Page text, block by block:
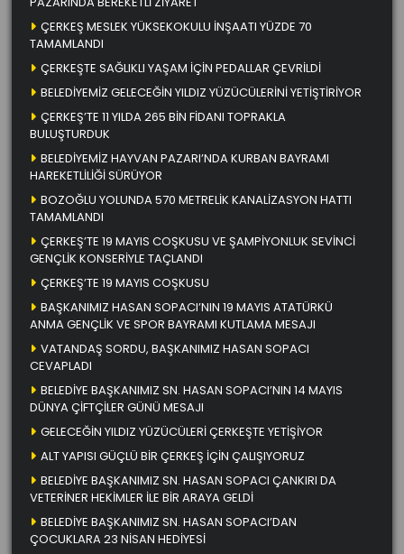
ÇERKEŞ MESLEK YÜKSEKOKULU İNŞAATI YÜZDE 70
TAMAMLANDI
ÇERKEŞTE SAĞLIKLI YAŞAM İÇİN PEDALLAR ÇEVRİLDİ
BELEDİYEMİZ GELECEĞİN YILDIZ YÜZÜCÜLERİNİ YETİŞTİRİYOR
ÇERKEŞ’TE 11 YILDA 265 BİN FİDANI TOPRAKLA
BULUŞTURDUK
BELEDİYEMİZ HAYVAN PAZARI’NDA KURBAN BAYRAMI
HAREKETLİLİĞİ SÜRÜYOR
BOZOĞLU YOLUNDA 570 METRELİK KANALİZASYON HATTI
TAMAMLANDI
ÇERKEŞ’TE 19 MAYIS COŞKUSU VE ŞAMPİYONLUK SEVİNCİ
GENÇLİK KONSERİYLE TAÇLANDI
ÇERKEŞ’TE 19 MAYIS COŞKUSU
BAŞKANIMIZ HASAN SOPACI’NIN 19 MAYIS ATATÜRKÜ
ANMA GENÇLİK VE SPOR BAYRAMI KUTLAMA MESAJI
VATANDAŞ SORDU, BAŞKANIMIZ HASAN SOPACI
CEVAPLADI
BELEDİYE BAŞKANIMIZ SN. HASAN SOPACI’NIN 14 MAYIS
DÜNYA ÇİFTÇİLER GÜNÜ MESAJI
GELECEĞİN YILDIZ YÜZÜCÜLERİ ÇERKEŞTE YETİŞİYOR
ALT YAPISI GÜÇLÜ BİR ÇERKEŞ İÇİN ÇALIŞIYORUZ
BELEDİYE BAŞKANIMIZ SN. HASAN SOPACI ÇANKIRI DA
VETERİNER HEKİMLER İLE BİR ARAYA GELDİ
BELEDİYE BAŞKANIMIZ SN. HASAN SOPACI’DAN
ÇOCUKLARA 23 NİSAN HEDİYESİ